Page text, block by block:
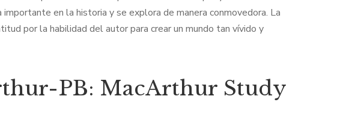
en la historia y se explora de manera conmovedora. La
por la habilidad del autor para crear un mundo tan vívido y
PB: MacArthur Study